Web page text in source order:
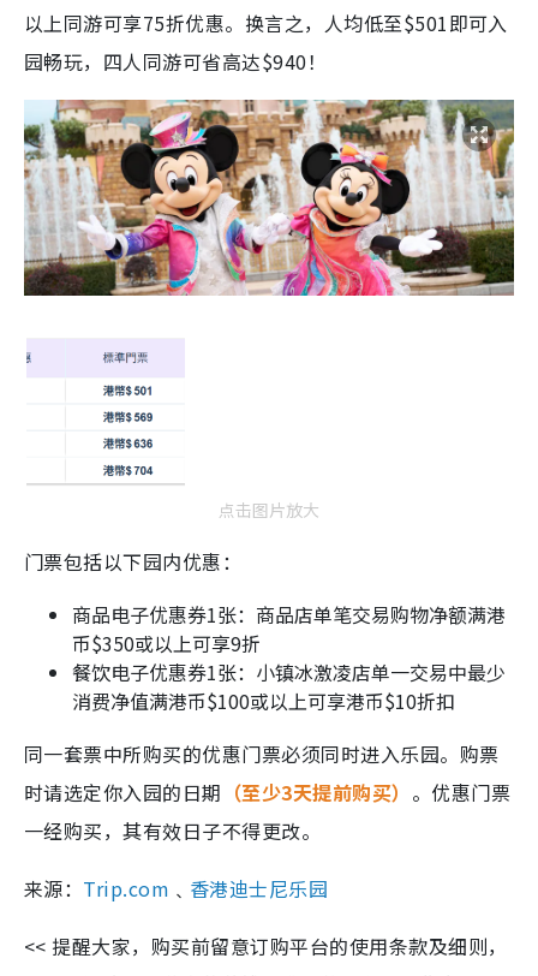
以上同游可享75折优惠。换言之，人均低至$501即可入
园畅玩，四人同游可省高达$940！
点击图片放大
门票包括以下园内优惠：
商品电子优惠券1张：商品店单笔交易购物净额满港
币$350或以上可享9折
餐饮电子优惠券1张：小镇冰激凌店单一交易中最少
消费净值满港币$100或以上可享港币$10折扣
同一套票中所购买的优惠门票必须同时进入乐园。购票
时请选定你入园的日期 （至少3天提前购买） 。优惠门票
一经购买，其有效日子不得更改。
来源： Trip.com ﹑ 香港迪士尼乐园
<< 提醒大家，购买前留意订购平台的使用条款及细则，